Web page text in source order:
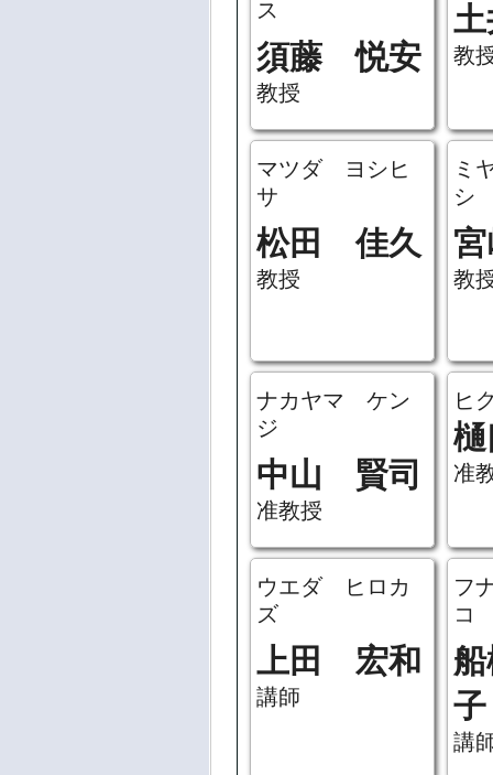
ス
須藤 悦安
教授
教
マツダ ヨシヒ
サ
松田 佳久
教授
ミ
シ
教
ナカヤマ ケン
ジ
中山 賢司
准教授
ヒ
准
ウエダ ヒロカ
ズ
上田 宏和
講師
フ
コ
子
講